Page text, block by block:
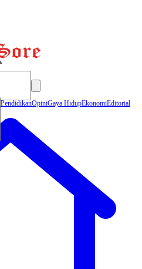
PendidikanOpiniGaya HidupEkonomiEditorial